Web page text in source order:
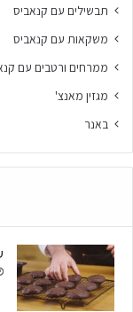
תבשילים עם קנאביס
משקאות עם קנאביס
ממרחים ורטבים עם
מגזין מאנצ'
באנר